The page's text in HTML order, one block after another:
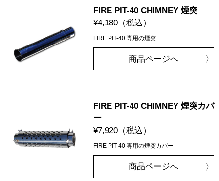
FIRE PIT-40 CHIMNEY 煙突
¥4,180（税込）
FIRE PIT-40 専用の煙突
商品ページへ
FIRE PIT-40 CHIMNEY 煙突カバ
ー
¥7,920（税込）
FIRE PIT-40 専用の煙突カバー
商品ページへ